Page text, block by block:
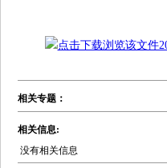
点击下载浏览该文件
相关专题：
相关信息:
没有相关信息